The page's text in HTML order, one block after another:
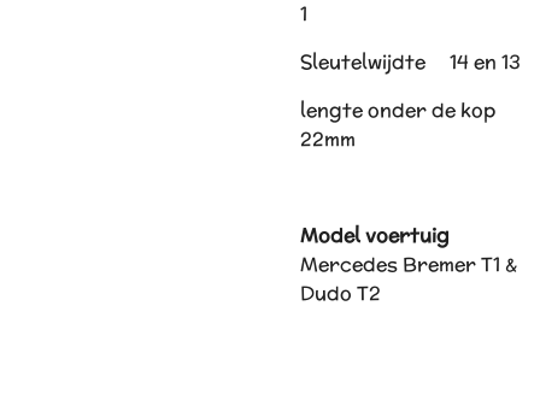
1
Sleutelwijdte 14 en 13
lengte onder de kop
22mm
Model voertuig
Mercedes Bremer T1 &
Dudo T2